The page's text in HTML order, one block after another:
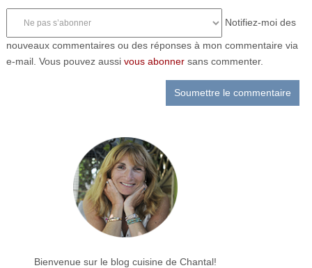
Notifiez-moi des
nouveaux commentaires ou des réponses à mon commentaire via
e-mail. Vous pouvez aussi vous abonnersans commenter.
Bienvenue sur le blog cuisine de Chantal!